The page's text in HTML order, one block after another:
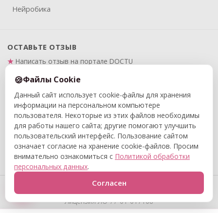
Нейробика
ОСТАВЬТЕ ОТЗЫВ
Написать отзыв на портале DOCTU
Написать отзыв на Яндекс.Картах
ПРАВОВАЯ ИНФОРМАЦИЯ
Политика в отношении обработки и защиты
персональных данных
Политика конфиденциальности
Договор публичной оферты
© 2015–2026 ООО «Центр реабилитации и адаптивной
Лицензия ЛО 77-01-017168
Файлы Cookie
Данный сайт использует cookie-файлы для хранения
информации на персональном компьютере
пользователя. Некоторые из этих файлов необходимы
для работы нашего сайта; другие помогают улучшить
пользовательский интерфейс. Пользование сайтом
означает согласие на хранение cookie-файлов. Просим
внимательно ознакомиться с Политикой обработки
персональных данных.
Согласен